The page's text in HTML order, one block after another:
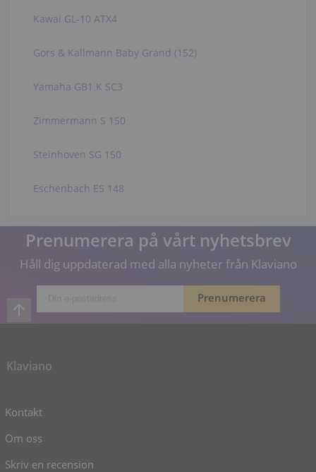
Kawai GL-10 ATX4
Gors & Kallmann Baby Grand (152)
Yamaha GB1 K SC3
Zimmermann S 150
Steinhoven SG 150
Eschenbach ES 148
Prenumerera på vårt nyhetsbrev
Håll dig uppdaterad med alla nyheter från Klaviano
Klaviano
Kontakt
Om oss
Skriv en recension